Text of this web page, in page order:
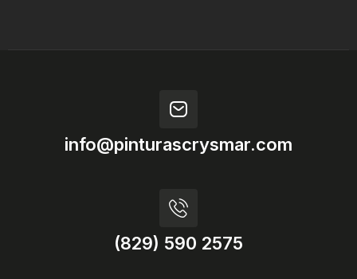
info@pinturascrysmar.com
(829) 590 2575